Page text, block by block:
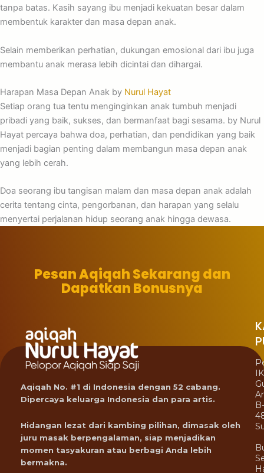
tanpa batas. Kasih sayang ibu menjadi kekuatan besar dalam
membentuk karakter dan masa depan anak.
Selain memberikan perhatian, dukungan emosional dari ibu juga
membantu anak merasa lebih dicintai dan dihargai.
Harapan Masa Depan Anak by Nurul Hayat
Setiap orang tua tentu menginginkan anak tumbuh menjadi
pribadi yang baik, sukses, dan bermanfaat bagi sesama. by Nurul
Hayat percaya bahwa doa, perhatian, dan pendidikan yang baik
menjadi bagian penting dalam membangun masa depan anak
yang lebih cerah.
Doa seorang ibu tangisan malam dan masa depan anak adalah
cerita tentang cinta, pengorbanan, dan harapan yang selalu
menyertai perjalanan hidup seorang anak hingga dewasa.
Pesan Aqiqah Sekarang dan
Dapatkan Bonusnya
Aqiqah No. #1 di Indonesia dengan 52 cabang.
Dipercaya keluarga Indonesia dan para artis.
Hidangan lezat dari kambing pilihan, dimasak oleh
juru masak berpengalaman, siap menjadikan
momen tasyakuran atau berbagi Anda lebih
bermakna.
B-